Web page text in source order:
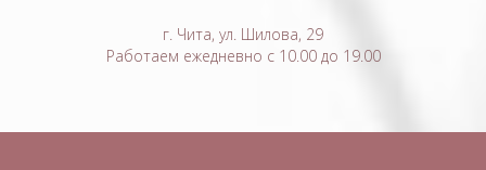
г. Чита, ул. Шилова, 29
Работаем ежедневно с 10.00 до 19.00